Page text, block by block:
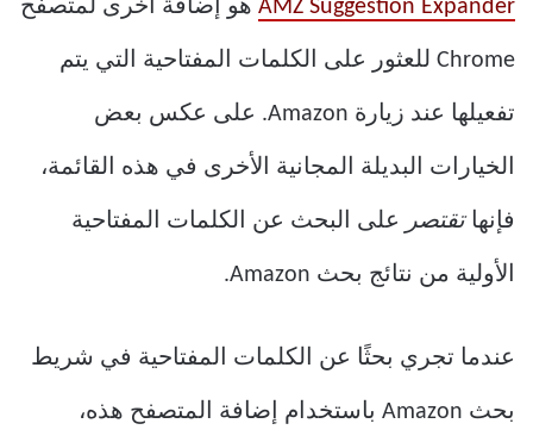
AMZ Suggestion Expander هو إضافة أخرى لمتصفح
Chrome للعثور على الكلمات المفتاحية التي يتم
تفعيلها عند زيارة Amazon. على عكس بعض
الخيارات البديلة المجانية الأخرى في هذه القائمة،
فإنهاتقتصر على البحث عن الكلمات المفتاحية
الأولية من نتائج بحث Amazon.
عندما تجري بحثًا عن الكلمات المفتاحية في شريط
بحث Amazon باستخدام إضافة المتصفح هذه،